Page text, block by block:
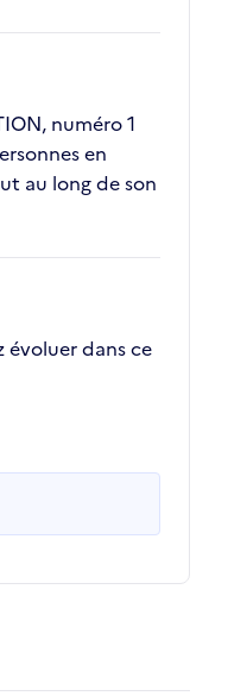
numéro 1
en
au long de son
évoluer dans ce